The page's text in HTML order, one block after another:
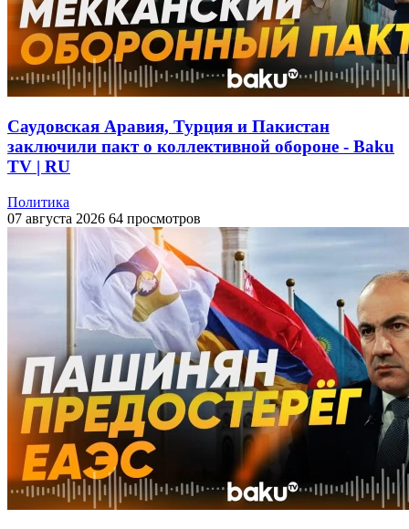
Саудовская Аравия, Турция и Пакистан
заключили пакт о коллективной обороне - Baku
TV | RU
Политика
07 августа 2026 64 просмотров